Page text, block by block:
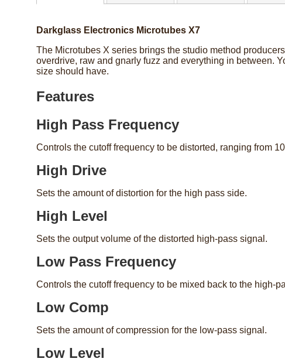
Darkglass Electronics Microtubes X7
The Microtubes X series brings the studio method
overdrive, raw and gnarly fuzz and everything in between.
size should have.
Features
High Pass Frequency
Controls the cutoff frequency to be distorted, ranging from
High Drive
Sets the amount of distortion for the high pass side.
High Level
Sets the output volume of the distorted high-pass signal.
Low Pass Frequency
Controls the cutoff frequency to be mixed back to the high-
Low Comp
Sets the amount of compression for the low-pass signal.
Low Level